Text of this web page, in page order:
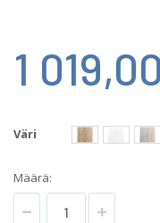
1
Väri
Määrä: